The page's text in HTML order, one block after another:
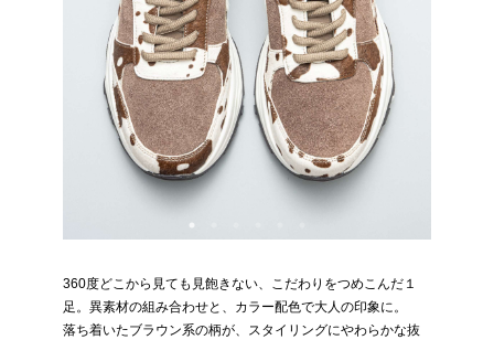
360度どこから見ても見飽きない、こだわりをつめこんだ１
足。異素材の組み合わせと、カラー配色で大人の印象に。
落ち着いたブラウン系の柄が、スタイリングにやわらかな抜